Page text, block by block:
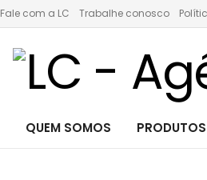
Fale com a LC Trabalhe conosco
QUEM SOMOS